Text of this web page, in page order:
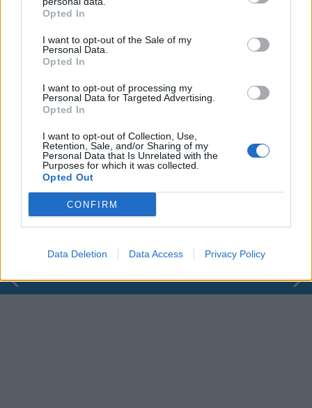
Opted In
I want to opt-out of the Sale of my
Personal Data.
Opted In
I want to opt-out of processing my
Personal Data for Targeted Advertising.
Opted In
I want to opt-out of Collection, Use,
Retention, Sale, and/or Sharing of my
Personal Data that Is Unrelated with the
Purposes for which it was collected.
Opted Out
CONFIRM
Data Deletion Data Access Privacy Policy
00:00
Leonardo Maria Del Vecchio dall'ex compagna
in ospedale. Le dichiarazioni ai giornalisti